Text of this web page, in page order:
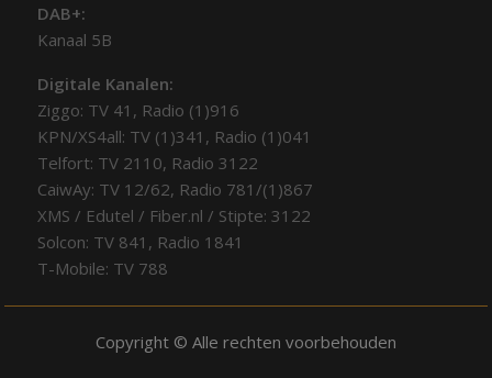
DAB+:
Kanaal 5B
Digitale Kanalen:
Ziggo: TV 41, Radio (1)916
KPN/XS4all: TV (1)341, Radio (1)041
Telfort: TV 2110, Radio 3122
CaiwAy: TV 12/62, Radio 781/(1)867
XMS / Edutel / Fiber.nl / Stipte: 3122
Solcon: TV 841, Radio 1841
T-Mobile: TV 788
Copyright © Alle rechten voorbehouden